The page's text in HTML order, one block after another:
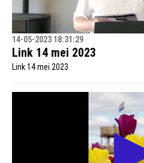
14-05-2023 18:31:29
Link 14 mei 2023
Link 14 mei 2023